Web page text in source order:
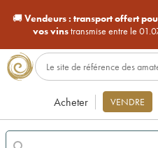
🚚Vendeurs : transport offert
vos vinstransmise entre le
Acheter VENDRE